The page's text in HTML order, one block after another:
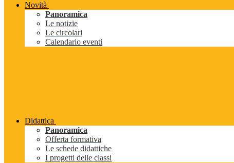
Novità
Panoramica
Le notizie
Le circolari
Calendario eventi
Didattica
Panoramica
Offerta formativa
Le schede didattiche
I progetti delle classi